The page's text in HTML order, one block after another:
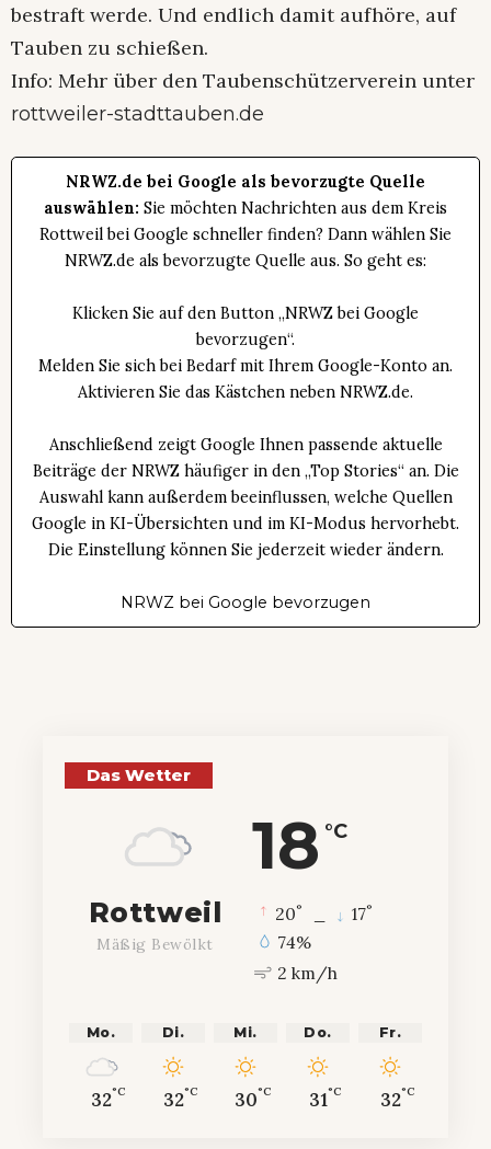
bestraft werde. Und endlich damit aufhöre, auf
Tauben zu schießen.
Info: Mehr über den Taubenschützerverein unter
rottweiler-stadttauben.de
NRWZ.de bei Google als bevorzugte Quelle
auswählen: Sie möchten Nachrichten aus dem Kreis
Rottweil bei Google schneller finden? Dann wählen Sie
NRWZ.de als bevorzugte Quelle aus. So geht es:
Klicken Sie auf den Button „NRWZ bei Google
bevorzugen“.
Melden Sie sich bei Bedarf mit Ihrem Google-Konto an.
Aktivieren Sie das Kästchen neben NRWZ.de.
Anschließend zeigt Google Ihnen passende aktuelle
Beiträge der NRWZ häufiger in den „Top Stories“ an. Die
Auswahl kann außerdem beeinflussen, welche Quellen
Google in KI-Übersichten und im KI-Modus hervorhebt.
Die Einstellung können Sie jederzeit wieder ändern.
NRWZ bei Google bevorzugen
Das Wetter
18 °C
Rottweil
Mäßig Bewölkt
20° 17°
74%
2 km/h
Mo.
32°C
Di.
32°C
Mi.
30°C
Do.
31°C
Fr.
32°C